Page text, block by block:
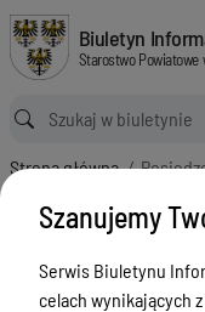
Posiedzenia Komisji Rady
Biuletyn Informacji
Biuletyn
Starostwo Powiatowe
Ścieżka powrotu
Strona główna
Menu
Powiat
Szanujemy
Serwis Biuletynu
celach wynikających